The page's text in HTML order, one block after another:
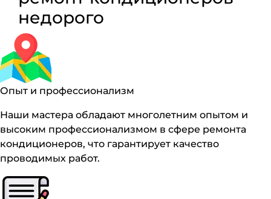
недорого
Опыт и профессионализм
Наши мастера обладают многолетним опытом и
высоким профессионализмом в сфере ремонта
кондиционеров, что гарантирует качество
проводимых работ.